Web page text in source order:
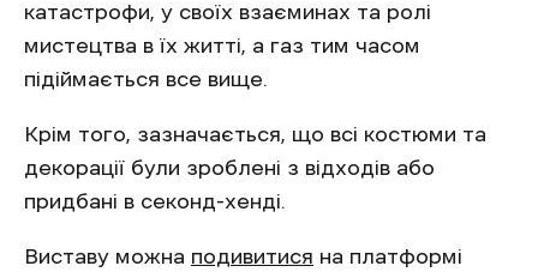
катастрофи, у своїх взаєминах та ролі
мистецтва в їх житті, а газ тим часом
підіймається все вище.
Крім того, зазначається, що всі костюми та
декорації були зроблені з відходів або
придбані в секонд-хенді.
Виставу можна подивитися на платформі